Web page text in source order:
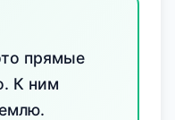
прямые
К ним